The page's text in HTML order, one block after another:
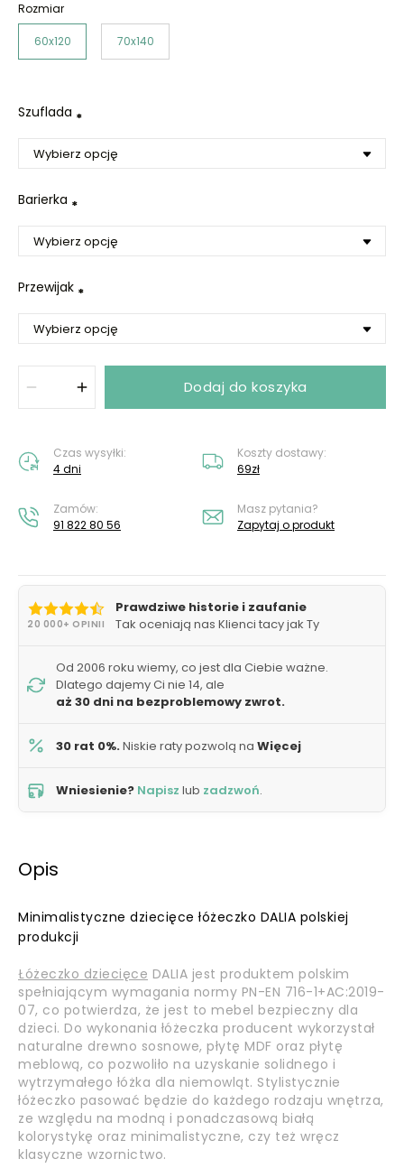
Rozmiar
60x120 70x140
Szuflada *
Barierka *
Przewijak *
Dodaj do koszyka
Czas wysyłki:
4 dni
Koszty dostawy:
69zł
Zamów:
91 822 80 56
Masz pytania?
Zapytaj o produkt
20 000+ OPINII
Prawdziwe historie i zaufanie
Tak oceniają nas Klienci tacy jak Ty
Od 2006 roku wiemy, co jest dla Ciebie ważne.
Dlatego dajemy Ci nie 14, ale
aż 30 dni na bezproblemowy zwrot.
30 rat 0%.Niskie raty pozwolą na Więcej
Wniesienie? Napisz lub zadzwoń.
Opis
Minimalistyczne dziecięce łóżeczko DALIA polskiej
produkcji
Łóżeczko dziecięce DALIA jest produktem polskim
spełniającym wymagania normy PN-EN 716-1+AC:2019-
07, co potwierdza, że jest to mebel bezpieczny dla
dzieci. Do wykonania łóżeczka producent wykorzystał
naturalne drewno sosnowe, płytę MDF oraz płytę
meblową, co pozwoliło na uzyskanie solidnego i
wytrzymałego łóżka dla niemowląt. Stylistycznie
łóżeczko pasować będzie do każdego rodzaju wnętrza,
ze względu na modną i ponadczasową białą
kolorystykę oraz minimalistyczne, czy też wręcz
klasyczne wzornictwo.